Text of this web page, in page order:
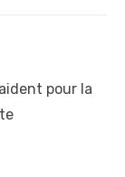
pour la